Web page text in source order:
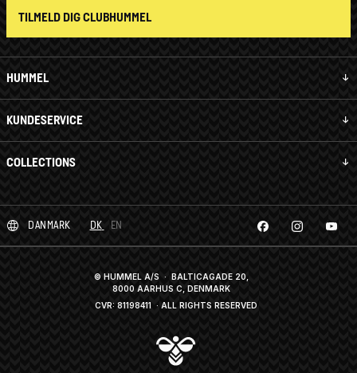
HUMMEL
KUNDESERVICE
COLLECTIONS
TILMELD DIG CLUBHUMMEL
DANMARK DK EN
© HUMMEL A/S · BALTICAGADE 20,
8000 AARHUS C, DENMARK
CVR: 81198411 · ALL RIGHTS RESERVED